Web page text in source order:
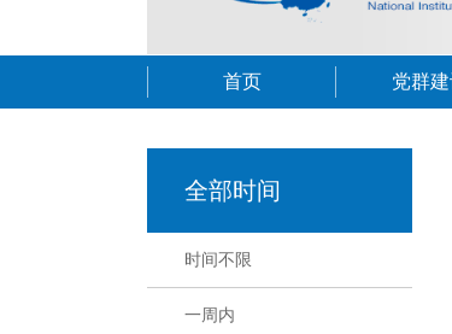
首页 党群
全部时间
时间不限
一周内